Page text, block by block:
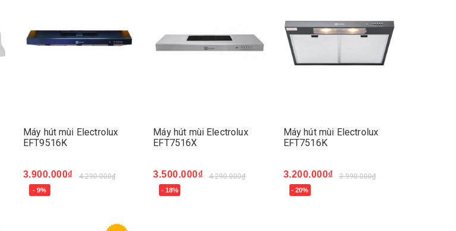
Máy hút mùi Electrolux
EFT9516K
3.900.000₫ 4.290.000₫
- 9%
Mua ngay
Máy hút mùi Electrolux
EFT7516X
3.500.000₫ 4.290.000₫
- 18%
Mua ngay
Máy hút mùi Electrolux
EFT7516K
3.200.000₫ 3.990.000₫
- 20%
Mua ngay